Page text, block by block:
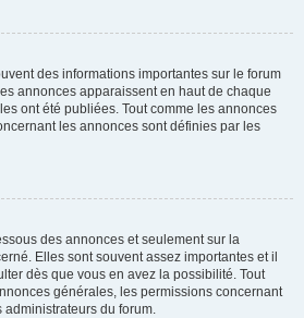
des informations importantes sur le forum
annonces apparaissent en haut de chaque
ont été publiées. Tout comme les annonces
les annonces sont définies par les
des annonces et seulement sur la
Elles sont souvent assez importantes et il
dès que vous en avez la possibilité. Tout
générales, les permissions concernant
administrateurs du forum.